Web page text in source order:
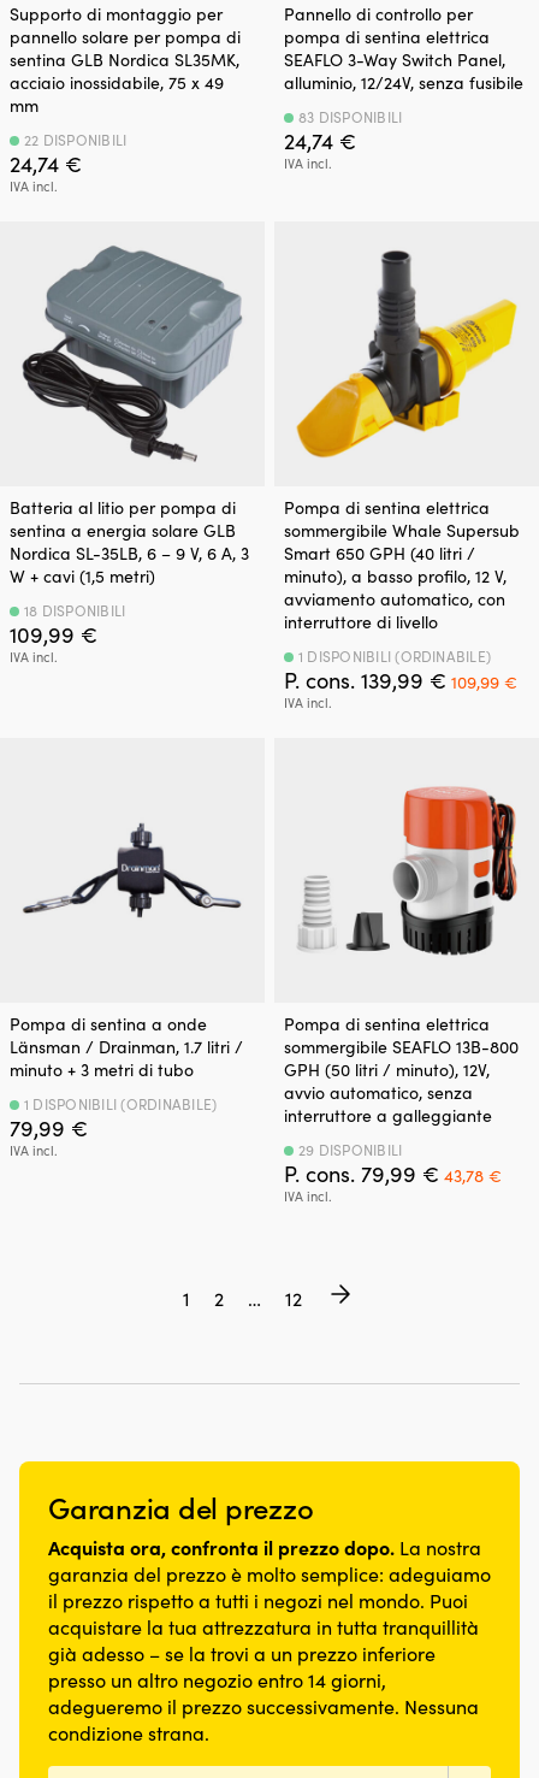
Supporto di montaggio per
pannello solare per pompa di
sentina GLB Nordica SL35MK,
acciaio inossidabile, 75 x 49
mm
24,74 €
IVA incl.
22 DISPONIBILI
Pannello di controllo per
pompa di sentina elettrica
SEAFLO 3-Way Switch Panel,
alluminio, 12/24V, senza fusibile
24,74 €
IVA incl.
83 DISPONIBILI
Batteria al litio per pompa di
sentina a energia solare GLB
Nordica SL-35LB, 6 – 9 V, 6 A, 3
W + cavi (1,5 metri)
109,99 €
IVA incl.
18 DISPONIBILI
Pompa di sentina elettrica
sommergibile Whale Supersub
Smart 650 GPH (40 litri /
minuto), a basso profilo, 12 V,
avviamento automatico, con
interruttore di livello
P. cons. 139,99 € Il
prezzo
109,99 €Il
IVA incl.
1 DISPONIBILI (ORDINABILE)
Pompa di sentina a onde
Länsman / Drainman, 1.7 litri /
minuto + 3 metri di tubo
79,99 €
IVA incl.
1 DISPONIBILI (ORDINABILE)
Pompa di sentina elettrica
sommergibile SEAFLO 13B-800
GPH (50 litri / minuto), 12V,
avvio automatico, senza
interruttore a galleggiante
P. cons. 79,99 € Il
prezzo
43,78 €Il
IVA incl.
29 DISPONIBILI
1 2 … 12
Garanzia del prezzo
Acquista ora, confronta il prezzo dopo. La nostra
garanzia del prezzo è molto semplice: adeguiamo
il prezzo rispetto a tutti i negozi nel mondo. Puoi
acquistare la tua attrezzatura in tutta tranquillità
già adesso – se la trovi a un prezzo inferiore
presso un altro negozio entro 14 giorni,
adegueremo il prezzo successivamente. Nessuna
condizione strana.